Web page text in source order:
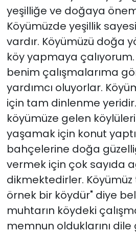
yeşilliğe ve doğaya
Köyümüzde yeşillik
vardır. Köyümüzü doğa
köy yapmaya
benim çalışmalarıma
yardımcı oluyorlar.
için tam dinlenme yeridir.
köyümüze gelen
yaşamak için konut
bahçelerine doğa
vermek için çok sayıda
dikmektedirler.
örnek bir köydür" diye
muhtarın köydeki
memnun olduklarını